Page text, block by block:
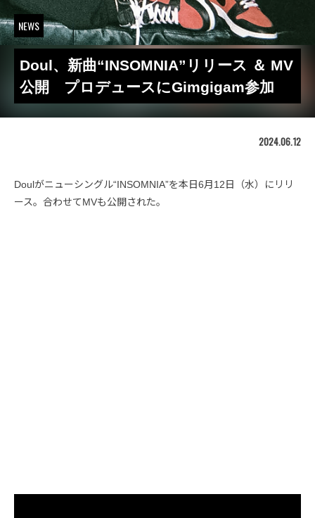
NEWS
Doul、新曲“INSOMNIA”リリース ＆ MV
公開 プロデュースにGimgigam参加
2024.06.12
Doulがニューシングル“INSOMNIA”を本日6月12日（水）にリリ
ース。合わせてMVも公開された。